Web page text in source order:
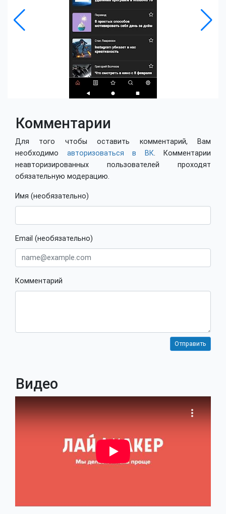
Комментарии
Для того чтобы оставить комментарий, Вам
необходимо авторизоваться в ВК. Комментарии
неавторизированных пользователей проходят
обязательную модерацию.
Имя (необязательно)
Email (необязательно)
Комментарий
Видео